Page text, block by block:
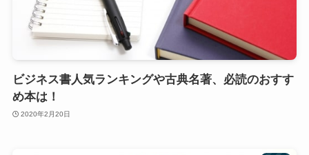
ビジネス書人気ランキングや古典名著、必読のおすす
め本は！
2020年2月20日